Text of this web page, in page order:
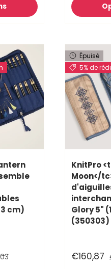
cm)
Épuisé
5% de
KnitPro
Moon</
Glory 5"
(350303)
€160,87